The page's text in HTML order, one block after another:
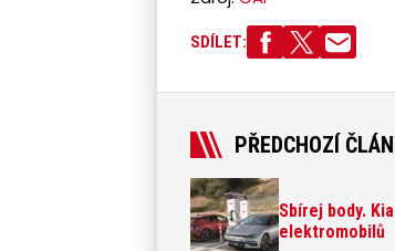
SDÍLET:
PŘEDCHOZÍ
Sbírej body.
elektromobilů